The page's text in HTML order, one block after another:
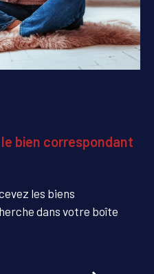
bien correspondant
les biens
dans votre boîte